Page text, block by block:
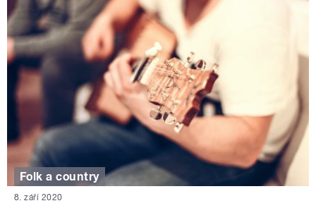
Folk a country
8. září 2020